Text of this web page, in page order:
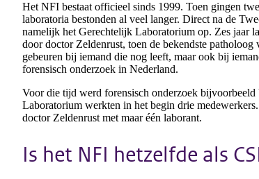
Het NFI bestaat officieel sinds 1999. Toen gingen
laboratoria bestonden al veel langer. Direct na de
namelijk het Gerechtelijk Laboratorium op. Zes jaar
door doctor Zeldenrust, toen de bekendste
gebeuren bij iemand die nog leeft, maar ook bij
forensisch onderzoek in Nederland.
Voor die tijd werd forensisch onderzoek
Laboratorium werkten in het begin drie
doctor Zeldenrust met maar één laborant.
Is het NFI hetzelfde als